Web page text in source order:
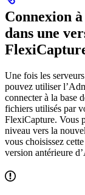
Connexion à
dans une
Une fois les
pouvez utiliser
connecter à la base
fichiers utilisés par
FlexiCapture. Vous
niveau vers la
vous choisissez
version antérieure